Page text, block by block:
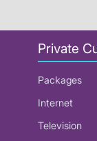
Private
Packages
Internet
Television